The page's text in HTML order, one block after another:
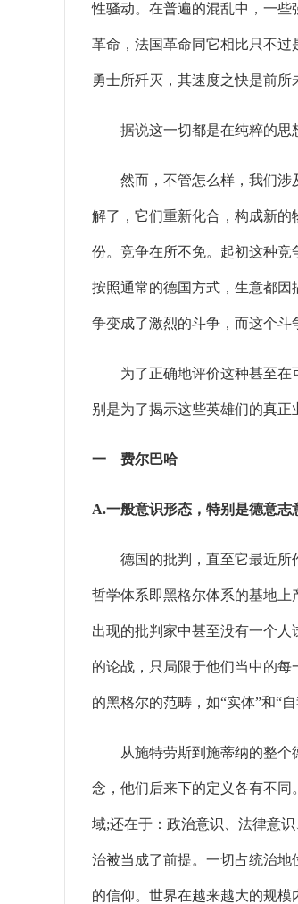
性骚动。在普遍的混乱中，一
革命，法国革命同它相比只不
勇士所歼灭，其速度之快是前所
据说这一切都是在纯粹的思
然而，不管怎么样，我们涉及
解了，它们重新化合，构成新
份。竞争在所不免。起初这种竞
按照通常的德国方式，生意都
争变成了激烈的斗争，而这个斗
为了正确地评价这种甚至在可
别是为了揭示这些英雄们的真
一 费尔巴哈
A.一般意识形态，特别是德意志
德国的批判，直至它最近所作
哲学体系即黑格尔体系的基地
出现的批判家中甚至没有一个
的论战，只局限于他们当中的
的黑格尔的范畴，如“实体”和“
从施特劳斯到施蒂纳的整个德
念，他们后来下的定义各有不
域;还在于：政治意识、法律意
治被当成了前提。一切占统治
的信仰。世界在越来越大的规